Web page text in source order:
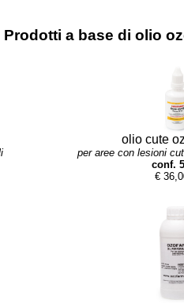
Prodotti a base di olio
olio cute
per aree con lesioni
conf.
€